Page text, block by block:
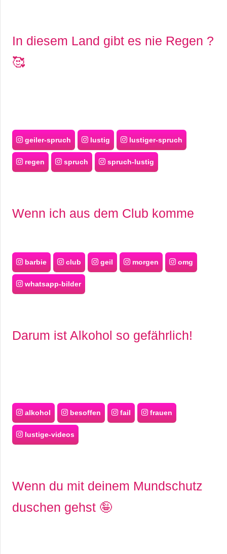
In diesem Land gibt es nie Regen ?
🥰
geiler-spruch lustig lustiger-spruch
regen spruch spruch-lustig
Wenn ich aus dem Club komme
barbie club geil morgen omg
whatsapp-bilder
Darum ist Alkohol so gefährlich!
alkohol besoffen fail frauen
lustige-videos
Wenn du mit deinem Mundschutz
duschen gehst 🤪